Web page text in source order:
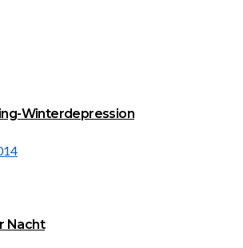
Winterdepression
Nacht